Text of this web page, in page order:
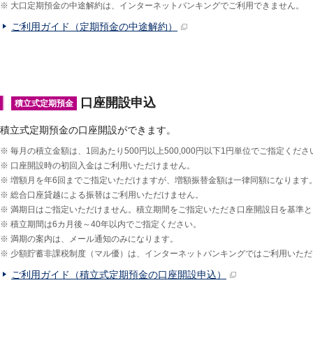
※ 大口定期預金の中途解約は、インターネットバンキングでご利用できません。
ご利用ガイド（定期預金の中途解約）
積立式定期預金 口座開設申込
積立式定期預金の口座開設ができます。
※ 毎月の積立金額は、1回あたり500円以上500,000円以下1円単位でご指定くださ
※ 口座開設時の初回入金はご利用いただけません。
※ 増額月を年6回までご指定いただけますが、増額振替金額は一律同額になります
※ 総合口座貸越による振替はご利用いただけません。
※ 満期日はご指定いただけません。積立期間をご指定いただき口座開設日を基準
※ 積立期間は6カ月後～40年以内でご指定ください。
※ 満期の案内は、メール通知のみになります。
※ 少額貯蓄非課税制度（マル優）は、インターネットバンキングではご利用いた
ご利用ガイド（積立式定期預金の口座開設申込）